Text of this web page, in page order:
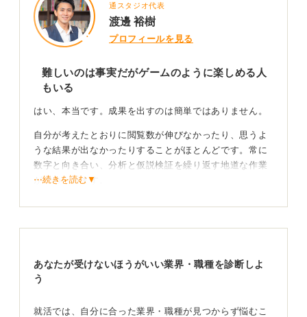
通スタジオ代表
渡邊 裕樹
プロフィールを見る
難しいのは事実だがゲームのように楽しめる人
もいる
はい、本当です。成果を出すのは簡単ではありません。
自分が考えたとおりに閲覧数が伸びなかったり、思うよ
うな結果が出なかったりすることがほとんどです。常に
数字と向き合い、分析と仮説検証を繰り返す地道な作業
が求められます。
やりがいは社会に対して結果を出せるところ！ まず
⋯続きを読む▼
あなたが受けないほうがいい業界・職種を診断しよ
う
就活では、自分に合った業界・職種が見つからず悩むこ